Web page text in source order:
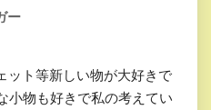
ー
ット等新しい物が大好きで
小物も好きで私の考えてい